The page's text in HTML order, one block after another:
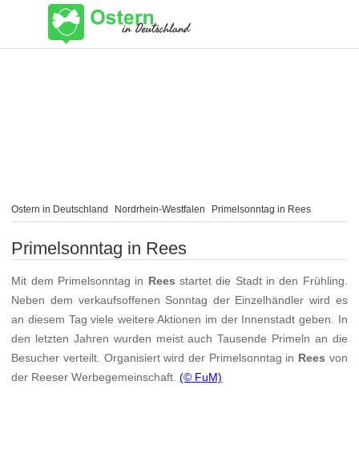
Ostern in Deutschland Nordrhein-Westfalen Primelsonntag in Rees
Primelsonntag in Rees
Mit dem Primelsonntag in Rees startet die Stadt in den Frühling.
Neben dem verkaufsoffenen Sonntag der Einzelhändler wird es
an diesem Tag viele weitere Aktionen im der Innenstadt geben. In
den letzten Jahren wurden meist auch Tausende Primeln an die
Besucher verteilt. Organisiert wird der Primelsonntag in Rees von
der Reeser Werbegemeinschaft.(© FuM)